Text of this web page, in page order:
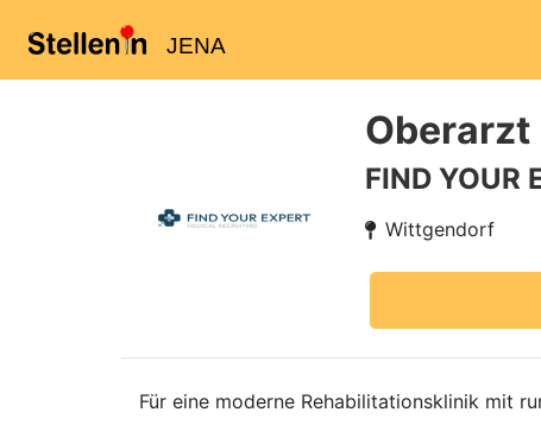
JENA
FIND YOUR
Wittgendorf
Für eine moderne Rehabilitationsklinik mit